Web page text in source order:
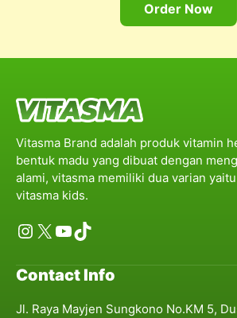
Order Now
Vitasma Brand adalah produk vitamin
bentuk madu yang dibuat dengan
alami, vitasma memiliki dua varian
vitasma kids.
Instagram
X YouTube
TikTok
Contact Info
Jl. Raya Mayjen Sungkono No.KM 5,